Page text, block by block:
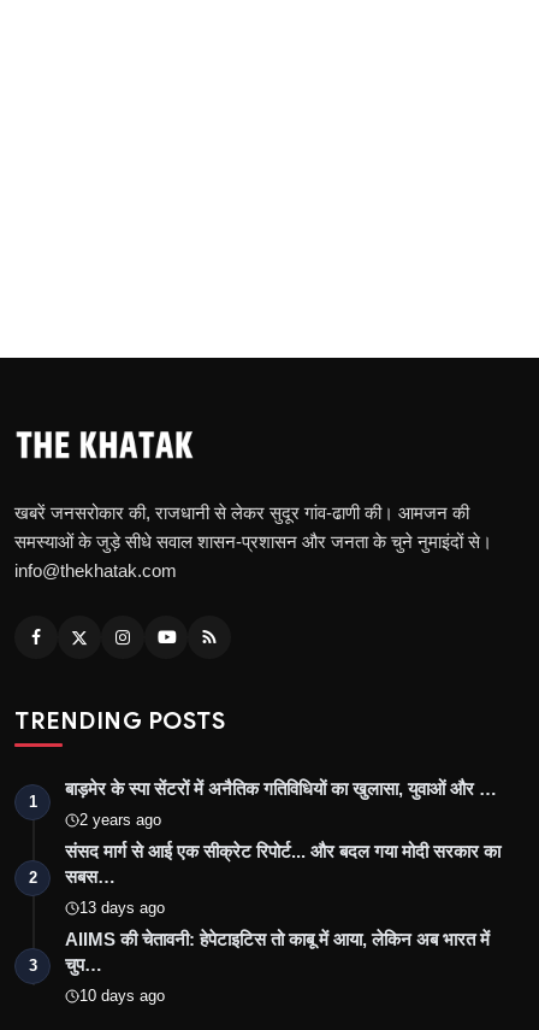
खबरें जनसरोकार की, राजधानी से लेकर सुदूर गांव-ढाणी की। आमजन की
समस्याओं के जुड़े सीधे सवाल शासन-प्रशासन और जनता के चुने नुमाइंदों से।
info@thekhatak.com
TRENDING POSTS
1
बाड़मेर के स्पा सेंटरों में अनैतिक गतिविधियों का खुलासा, युवाओं और …
2 years ago
2
संसद मार्ग से आई एक सीक्रेट रिपोर्ट... और बदल गया मोदी सरकार का
सबस…
13 days ago
3
AIIMS की चेतावनी: हेपेटाइटिस तो काबू में आया, लेकिन अब भारत में
चुप…
10 days ago